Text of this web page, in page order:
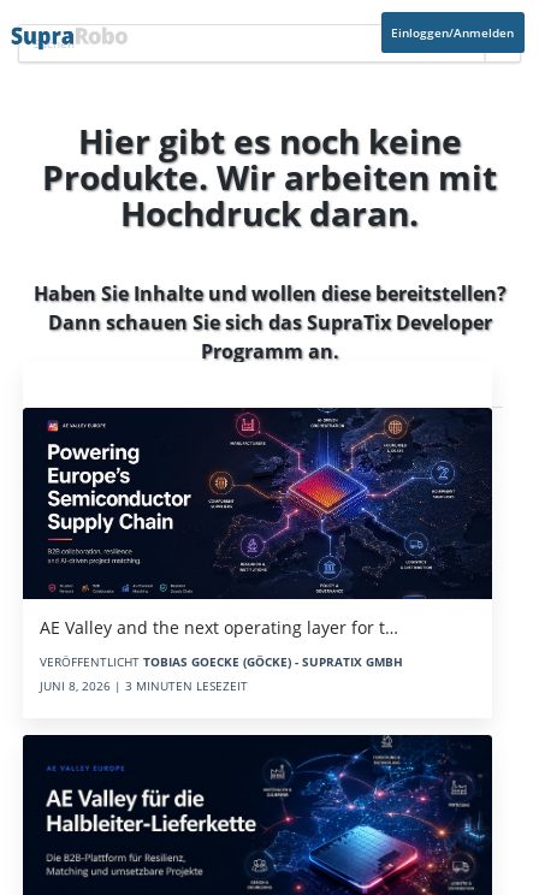
Einloggen/Anmelden
Hier gibt es noch keine
Produkte. Wir arbeiten mit
Hochdruck daran.
Haben Sie Inhalte und wollen diese bereitstellen?
Dann schauen Sie sich dasSupraTix Developer
Programman.
AE Valley and the next operating layer for t…
VERÖFFENTLICHT TOBIAS GOECKE (GÖCKE) - SUPRATIX GMBH
JUNI 8, 2026 | 3 MINUTEN LESEZEIT